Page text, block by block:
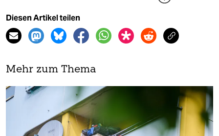
Diesen Artikel teilen
Mehr zum Thema